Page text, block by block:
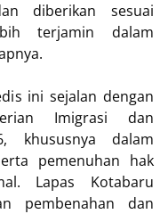
diberikan sesuai
terjamin dalam
ini sejalan dengan
Imigrasi dan
khususnya dalam
pemenuhan hak
Lapas Kotabaru
pembenahan dan